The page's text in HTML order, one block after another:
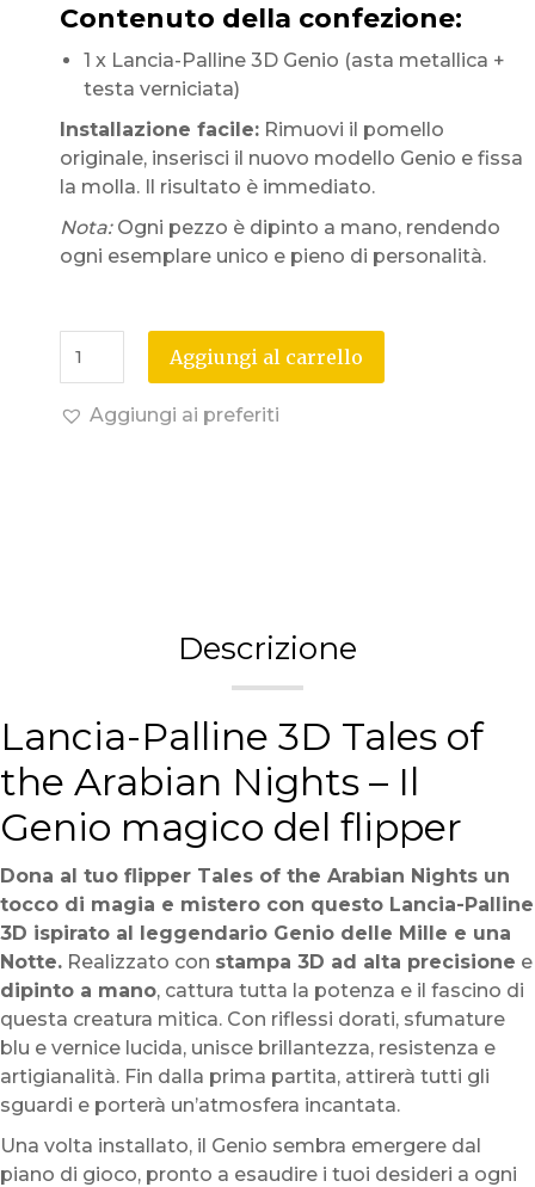
Contenuto della confezione:
1 x Lancia-Palline 3D Genio (asta metallica +
testa verniciata)
Installazione facile: Rimuovi il pomello
originale, inserisci il nuovo modello Genio e fissa
la molla. Il risultato è immediato.
Nota:Ogni pezzo è dipinto a mano, rendendo
ogni esemplare unico e pieno di personalità.
Aggiungi al carrello
Aggiungi ai preferiti
Descrizione
Lancia-Palline 3D Tales of
the Arabian Nights – Il
Genio magico del flipper
Dona al tuo flipper Tales of the Arabian Nights un
tocco di magia e mistero con questo Lancia-Palline
3D ispirato al leggendario Genio delle Mille e una
Notte. Realizzato con stampa 3D ad alta precisione e
dipinto a mano, cattura tutta la potenza e il fascino di
questa creatura mitica. Con riflessi dorati, sfumature
blu e vernice lucida, unisce brillantezza, resistenza e
artigianalità. Fin dalla prima partita, attirerà tutti gli
sguardi e porterà un’atmosfera incantata.
Una volta installato, il Genio sembra emergere dal
piano di gioco, pronto a esaudire i tuoi desideri a ogni